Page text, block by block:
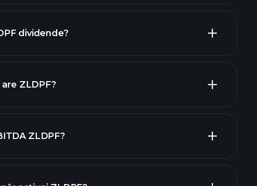
rapoartele financiare
rapoartele
dividende?
acțiuni cu dividende mari
ZLDPF?
ZLDPF?